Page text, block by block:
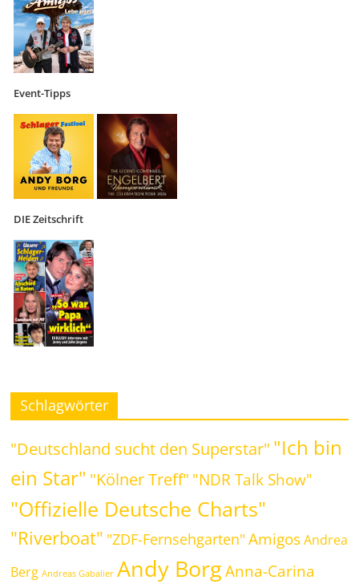
Event-Tipps
DIE Zeitschrift
Schlagwörter
"Deutschland sucht den Superstar" "Ich bin
ein Star" "Kölner Treff" "NDR Talk Show"
"Offizielle Deutsche Charts"
"Riverboat" "ZDF-Fernsehgarten" Amigos Andrea
Berg Andreas Gabalier Andy Borg Anna-Carina